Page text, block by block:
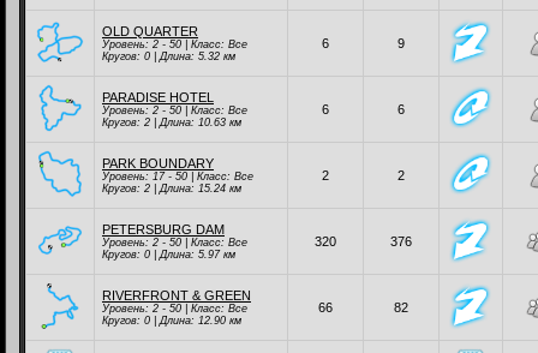
OLD QUARTER
Уровень: 2 - 50 | Класc: Все
Кругов: 0 | Длина: 5.32 км
6 9
PARADISE HOTEL
Уровень: 2 - 50 | Класc: Все
Кругов: 2 | Длина: 10.63 км
6 6
PARK BOUNDARY
Уровень: 17 - 50 | Класc: Все
Кругов: 2 | Длина: 15.24 км
2 2
PETERSBURG DAM
Уровень: 2 - 50 | Класc: Все
Кругов: 0 | Длина: 5.97 км
320 376
RIVERFRONT & GREEN
Уровень: 2 - 50 | Класc: Все
Кругов: 0 | Длина: 12.90 км
66 82